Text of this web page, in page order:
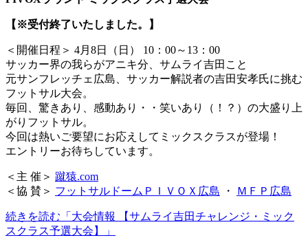
【※受付終了いたしました。】
＜開催日程＞ 4月8日（日） 10：00～13：00
サッカー界の我らがアニキ分、サムライ吉田こと
元サンフレッチェ広島、サッカー解説者の吉田安孝氏に挑む
フットサル大会。
毎回、驚きあり、感動あり・・笑いあり（！？）の大盛り上
がりフットサル。
今回は熱いご要望にお応えしてミックスクラスが登場！
エントリーお待ちしています。
＜主 催＞ 蹴猿.com
＜協 賛＞ フットサルドームＰＩＶＯＸ広島 ・ ＭＦＰ広島
続きを読む「大会情報 【サムライ吉田チャレンジ・ミック
スクラス予選大会】」